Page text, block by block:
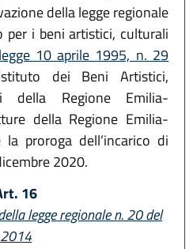
della legge regionale
per i beni artistici, culturali
legge 10 aprile 1995, n. 29
dei Beni Artistici,
della Regione Emilia-
della Regione Emilia-
la proroga dell’incarico di
2020.
16
legge regionale n. 20 del
2014